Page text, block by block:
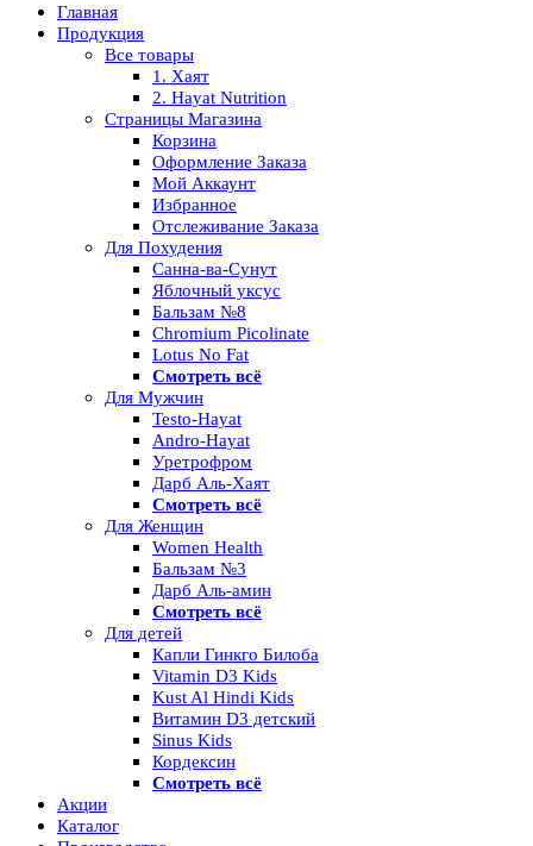
Главная
Продукция
Все товары
1. Хаят
2. Hayat Nutrition
Страницы Магазина
Корзина
Оформление Заказа
Мой Аккаунт
Избранное
Отслеживание Заказа
Для Похудения
Санна-ва-Сунут
Яблочный уксус
Бальзам №8
Chromium Picolinate
Lotus No Fat
Смотреть всё
Для Мужчин
Testo-Hayat
Andro-Hayat
Уретрофром
Дарб Аль-Хаят
Смотреть всё
Для Женщин
Women Health
Бальзам №3
Дарб Аль-амин
Смотреть всё
Для детей
Капли Гинкго Билоба
Vitamin D3 Kids
Kust Al Hindi Kids
Витамин D3 детский
Sinus Kids
Кордексин
Смотреть всё
Акции
Каталог